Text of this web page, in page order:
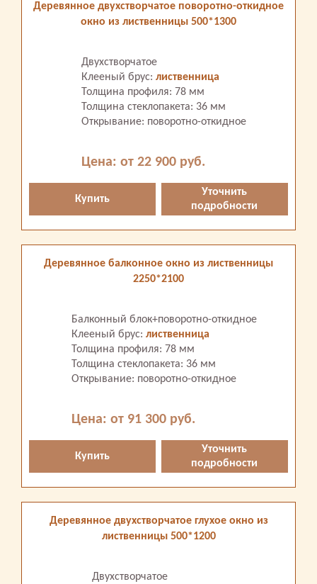
Деревянное двухстворчатое поворотно-откидное
окно из лиственницы 500*1300
Двухстворчатое
Клееный брус: лиственница
Толщина профиля: 78 мм
Толщина стеклопакета: 36 мм
Открывание: поворотно-откидное
Цена: от 22 900 руб.
Купить
Уточнить
подробности
Деревянное балконное окно из лиственницы
2250*2100
Балконный блок+поворотно-откидное
Клееный брус: лиственница
Толщина профиля: 78 мм
Толщина стеклопакета: 36 мм
Открывание: поворотно-откидное
Цена: от 91 300 руб.
Купить
Уточнить
подробности
Деревянное двухстворчатое глухое окно из
лиственницы 500*1200
Двухстворчатое